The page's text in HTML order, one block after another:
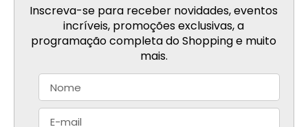
Inscreva-se para receber novidades, eventos
incríveis, promoções exclusivas, a
programação completa do Shopping e muito
mais.